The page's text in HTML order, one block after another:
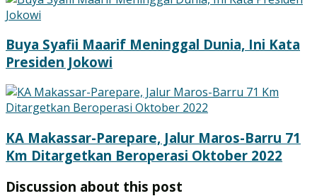
Buya Syafii Maarif Meninggal Dunia, Ini Kata
Presiden Jokowi
KA Makassar-Parepare, Jalur Maros-Barru 71
Km Ditargetkan Beroperasi Oktober 2022
Discussion about this post